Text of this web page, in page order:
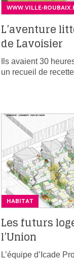
WWW.VILLE-
L’aventure
de Lavoisier
Ils avaient 30
un recueil de
HABITAT
Les futurs
l’Union
L’équipe d’Icade